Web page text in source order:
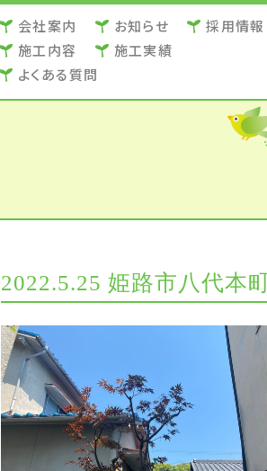
会社案内 お知らせ
採用情報
施⼯内容
施⼯実績
よくある質問
2022.5.25 姫路市八代本